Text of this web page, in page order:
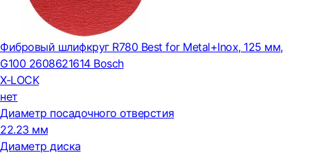
Фибровый шлифкруг R780 Best for Metal+Inox, 125 мм,
G100 2608621614 Bosch
X-LOCK
нет
Диаметр посадочного отверстия
22.23 мм
Диаметр диска